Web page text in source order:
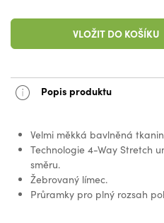
VLOŽIT DO KOŠÍKU
Popis produktu
Velmi měkká bavlněná
Technologie 4-Way Stretch
směru.
Žebrovaný límec.
Průramky pro plný rozsah